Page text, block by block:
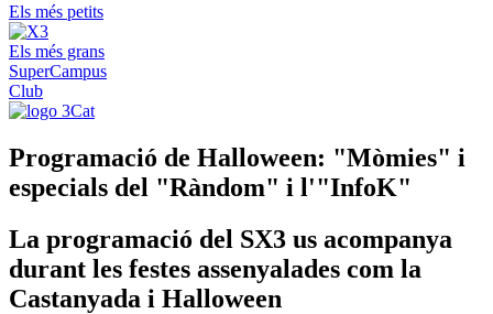
Els més petits
Els més grans
SuperCampus
Club
Programació de Halloween: "Mòmies" i
especials del "Ràndom" i l'"InfoK"
La programació del SX3 us acompanya
durant les festes assenyalades com la
Castanyada i Halloween